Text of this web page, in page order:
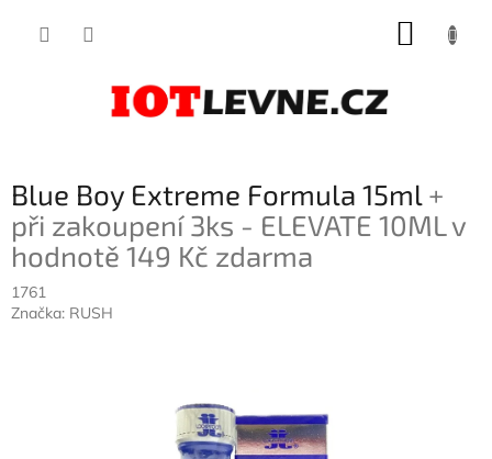
Blue Boy Extreme Formula 15ml+
při zakoupení 3ks - ELEVATE 10ML v
hodnotě 149 Kč zdarma
1761
Značka: RUSH